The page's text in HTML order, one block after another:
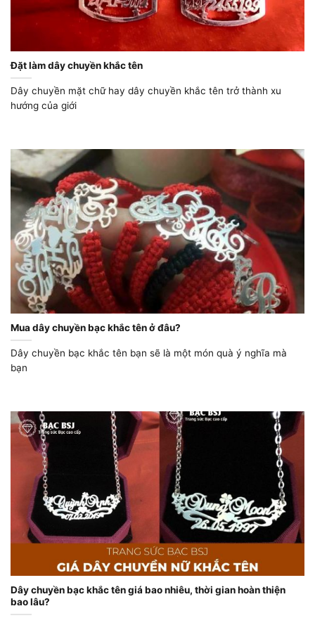
Đặt làm dây chuyền khắc tên
Dây chuyền mặt chữ hay dây chuyền khắc tên trở thành xu
hướng của giới
Mua dây chuyền bạc khắc tên ở đâu?
Dây chuyền bạc khắc tên bạn sẽ là một món quà ý nghĩa mà
bạn
Dây chuyền bạc khắc tên giá bao nhiêu, thời gian hoàn thiện
bao lâu?